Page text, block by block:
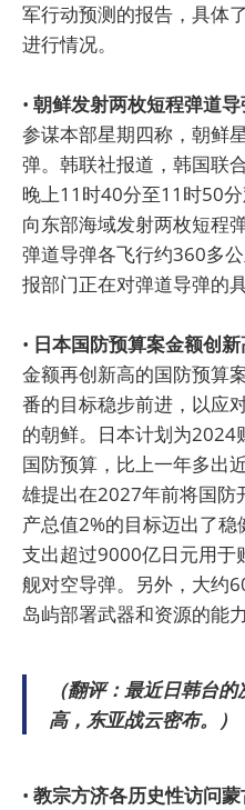
军行动预测的报告，具体
进行情况。
• 朝鲜发射两枚短程弹道
参谋本部星期四称，朝鲜
弹。韩联社报道，韩国联
晚上11时40分至11时50
向东部海域发射两枚短程
弹道导弹各飞行约360多
报部门正在对弹道导弹的
• 日本国防预算案金额创
金额再创新高的国防预算
番的目标稳步前进，以应
的朝鲜。日本计划为2024
国防预算，比上一年多出
雄提出在2027年前将国防
产总值2%的目标迈出了
支出超过9000亿日元用于
舰对空导弹。另外，大约
岛屿部署武器和资源的能
（翻评：最近日韩台
高，东亚战云密布。）
• 教宗方济各历史性访问